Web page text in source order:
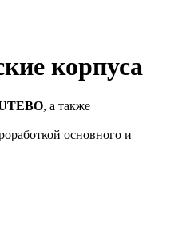
корпуса
, а также
основного и